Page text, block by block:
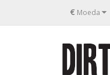
€ Moeda